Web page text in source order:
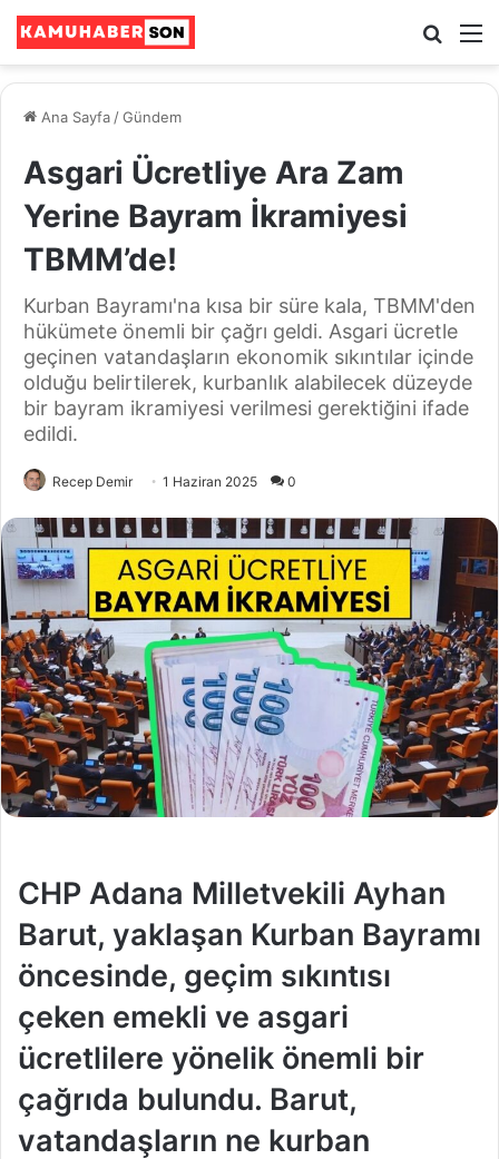
Ara
Ana Sayfa /Gündem
Asgari Ücretliye Ara Zam
Yerine Bayram İkramiyesi
TBMM’de!
Kurban Bayramı'na kısa bir süre kala, TBMM'den
hükümete önemli bir çağrı geldi. Asgari ücretle
geçinen vatandaşların ekonomik sıkıntılar içinde
olduğu belirtilerek, kurbanlık alabilecek düzeyde
bir bayram ikramiyesi verilmesi gerektiğini ifade
edildi.
Recep Demir 1 Haziran 2025 0
CHP Adana Milletvekili Ayhan
Barut, yaklaşan Kurban Bayramı
öncesinde, geçim sıkıntısı
çeken emekli ve asgari
ücretlilere yönelik önemli bir
çağrıda bulundu. Barut,
vatandaşların ne kurban